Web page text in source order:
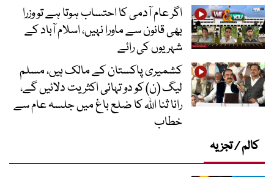
اگر عام آدمی کا احتساب ہوتا ہے تو وزرا
بھی قانون سے ماورا نہیں، اسلام آباد کے
شہریوں کی رائے
کشمیری پاکستان کے مالک ہیں، مسلم
لیگ (ن) کو دو تہائی اکثریت دلائیں گے،
رانا ثنا اللہ کا ضلع باغ میں جلسہ عام سے
خطاب
کالم / تجزیہ